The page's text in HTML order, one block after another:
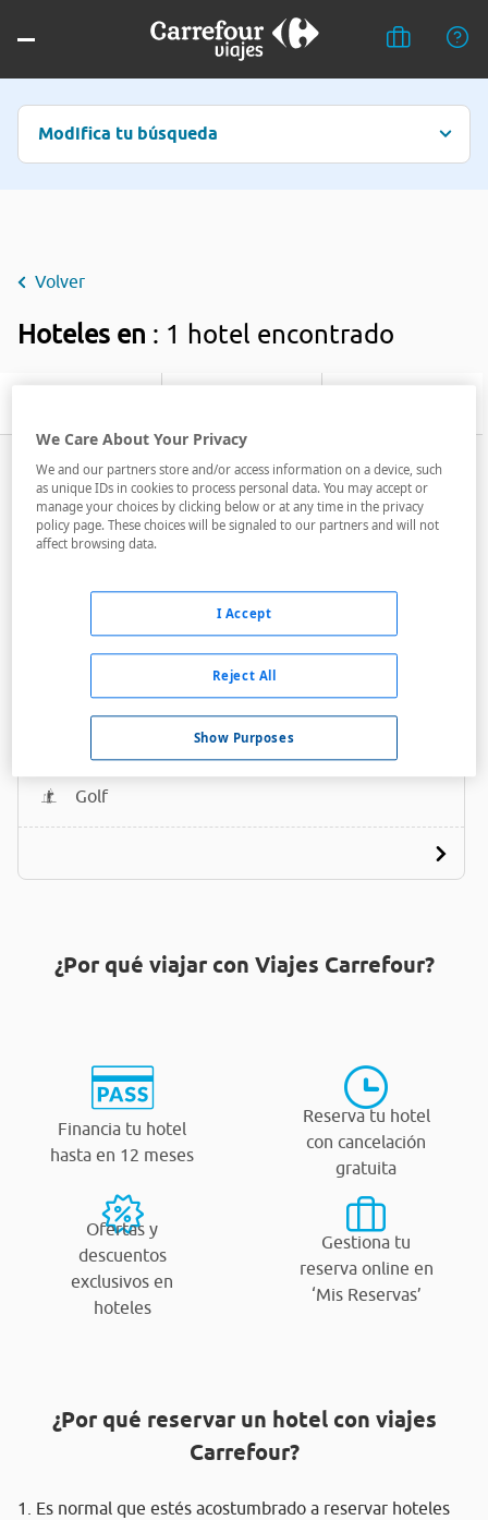
Modifica tu búsqueda
Volver
Hoteles en : 1 hotel encontrado
A menos de 300 metros
Bares / Restaurantes
Acceso personas con movilidad reducida
Golf
¿Por qué viajar con Viajes Carrefour?
Financia tu hotel
hasta en 12 meses
Reserva tu hotel
con cancelación
gratuita
Ofertas y
descuentos
exclusivos en
hoteles
Gestiona tu
reserva online en
‘Mis Reservas’
¿Por qué reservar un hotel con viajes
Carrefour?
1. Es normal que estés acostumbrado a reservar hoteles
We Care About Your Privacy
We and our partners store and/or access information on a device, such
as unique IDs in cookies to process personal data. You may accept or
manage your choices by clicking below or at any time in the privacy
policy page. These choices will be signaled to our partners and will not
affect browsing data.
Show Purposes
Reject All
I Accept